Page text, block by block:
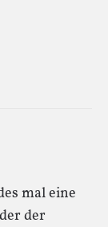
mal eine
der